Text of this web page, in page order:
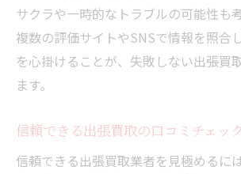
サクラや一時的なトラブルの可能性も
複数の評価サイトやSNSで情報を照合
を心掛けることが、失敗しない出張買
ます。
信頼できる出張買取の口コミチェッ
信頼できる出張買取業者を見極めるに